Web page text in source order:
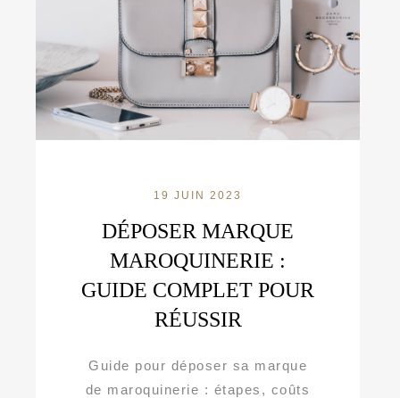
19 JUIN 2023
DÉPOSER MARQUE
MAROQUINERIE :
GUIDE COMPLET POUR
RÉUSSIR
Guide pour déposer sa marque
de maroquinerie : étapes, coûts